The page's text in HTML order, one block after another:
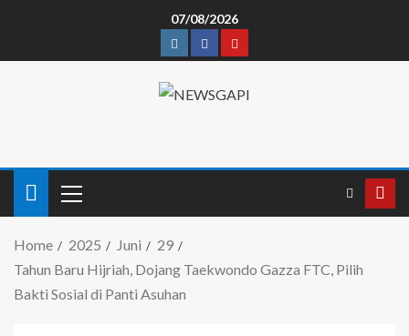
07/08/2026
Home 2025 Juni
29
Tahun Baru Hijriah, Dojang Taekwondo Gazza FTC, Pilih
Bakti Sosial di Panti Asuhan